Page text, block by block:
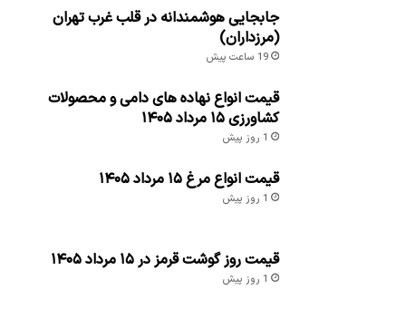
جابجایی هوشمندانه در قلب غرب تهران
(مرزداران)
19 ساعت پیش
قیمت انواع نهاده های دامی و محصولات
کشاورزی ۱۵ مرداد ۱۴۰۵
1 روز پیش
قیمت انواع مرغ ۱۵ مرداد ۱۴۰۵
1 روز پیش
قیمت روز گوشت قرمز در ۱۵ مرداد ۱۴۰۵
1 روز پیش